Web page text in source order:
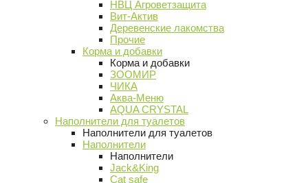
НВЦ Агроветзащита
Вит-Актив
Деревенские лакомства
Прочие
Корма и добавки
Корма и добавки
ЗООМИР
ЧИКА
Аква-Меню
AQUA CRYSTAL
Наполнители для туалетов
Наполнители для туалетов
Наполнители
Наполнители
Jack&King
Cat safe